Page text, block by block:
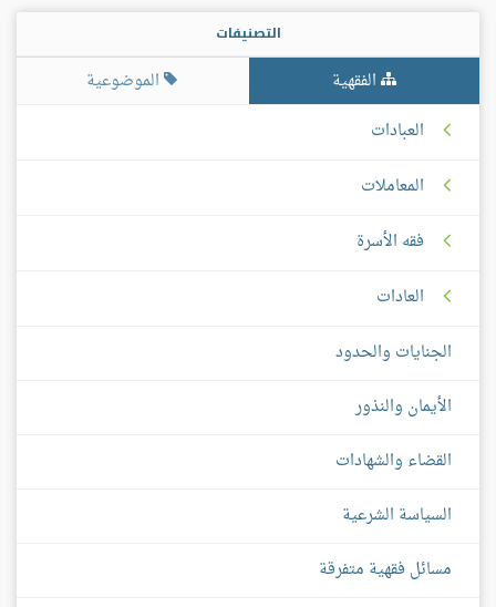
التصنيفات
الفقهية
الموضوعية
العبادات
المعاملات
فقه الأسرة
العادات
الجنايات والحدود
الأيمان والنذور
القضاء والشهادات
السياسة الشرعية
مسائل فقهية متفرقة